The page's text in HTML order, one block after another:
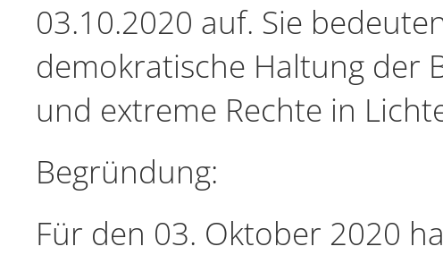
03.10.2020 auf. Sie
demokratische Haltung der
und extreme Rechte in
Begründung:
Für den 03. Oktober 2020